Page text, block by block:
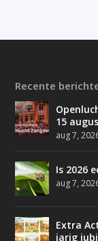
Recente
15
aug 7,
Is 2026
aug 7,
Extra
jarig